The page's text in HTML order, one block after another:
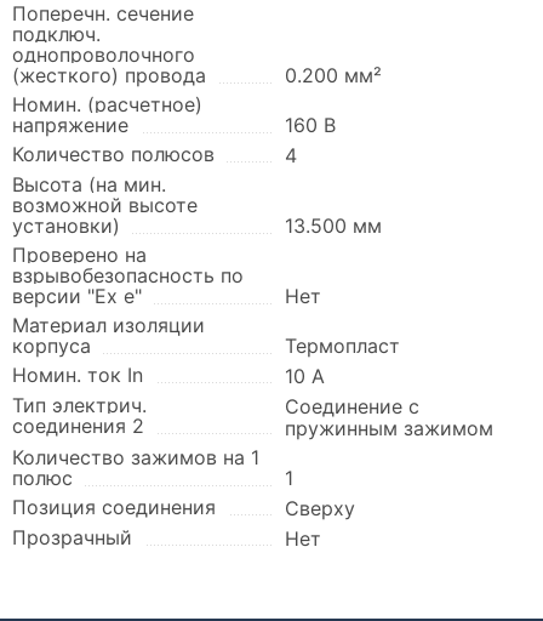
Поперечн. сечение
подключ.
однопроволочного
(жесткого) провода
0.200 мм²
Номин. (расчетное)
напряжение
160 В
Количество полюсов
4
Высота (на мин.
возможной высоте
установки)
13.500 мм
Проверено на
взрывобезопасность по
версии "Ex e"
Нет
Материал изоляции
корпуса
Термопласт
Номин. ток In
10 А
Тип электрич.
соединения 2
Соединение с
пружинным зажимом
Количество зажимов на 1
полюс
1
Позиция соединения
Сверху
Прозрачный
Нет